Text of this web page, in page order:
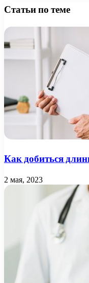
Статьи по теме
Как добиться
2 мая, 2023